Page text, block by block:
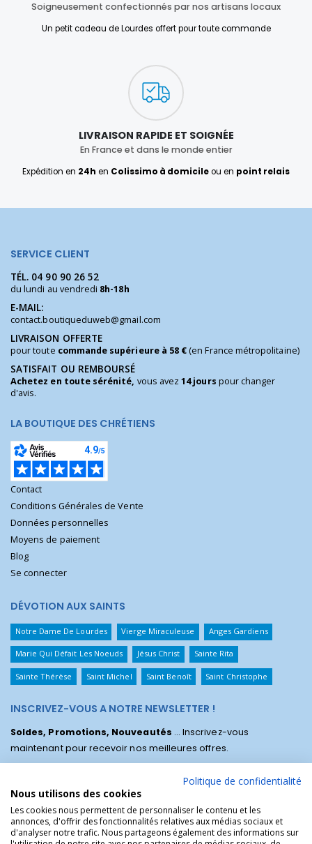
Soigneusement confectionnés par nos artisans locaux
Un petit cadeau de Lourdes offert pour toute commande
LIVRAISON RAPIDE ET SOIGNÉE
En France et dans le monde entier
Expédition en 24h en Colissimo à domicileou en point relais
SERVICE CLIENT
TÉL. 04 90 90 26 52
du lundi au vendredi 8h-18h
E-MAIL:
contact.boutiqueduweb@gmail.com
LIVRAISON OFFERTE
pour toute commande supérieure à 58 €(en France métropolitaine)
SATISFAIT OU REMBOURSÉ
Achetez en toute sérénité, vous avez14 jours pour changer
d'avis.
LA BOUTIQUE DES CHRÉTIENS
Contact
Conditions Générales de Vente
Données personnelles
Moyens de paiement
Blog
Se connecter
DÉVOTION AUX SAINTS
Notre Dame De Lourdes Vierge Miraculeuse Anges Gardiens
Marie Qui Défait Les Noeuds Jésus Christ Sainte Rita
Sainte Thérèse Saint Michel Saint Benoît Saint Christophe
INSCRIVEZ-VOUS A NOTRE NEWSLETTER !
Soldes, Promotions, Nouveautés ... Inscrivez-vous
maintenant pour recevoir nos meilleures offres.
Politique de confidentialité
Nous utilisons des cookies
Les cookies nous permettent de personnaliser le contenu et les
annonces, d'offrir des fonctionnalités relatives aux médias sociaux et
d'analyser notre trafic. Nous partageons également des informations sur